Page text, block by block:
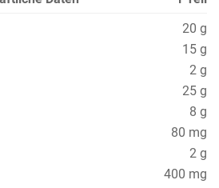
20 g
15 g
2 g
25 g
8 g
80 mg
2 g
400 mg